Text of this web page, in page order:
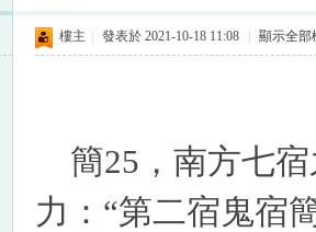
樓主 發表於 2021-10-18 11:08 顯示全部
簡25，南方七宿
力：“第二宿鬼宿